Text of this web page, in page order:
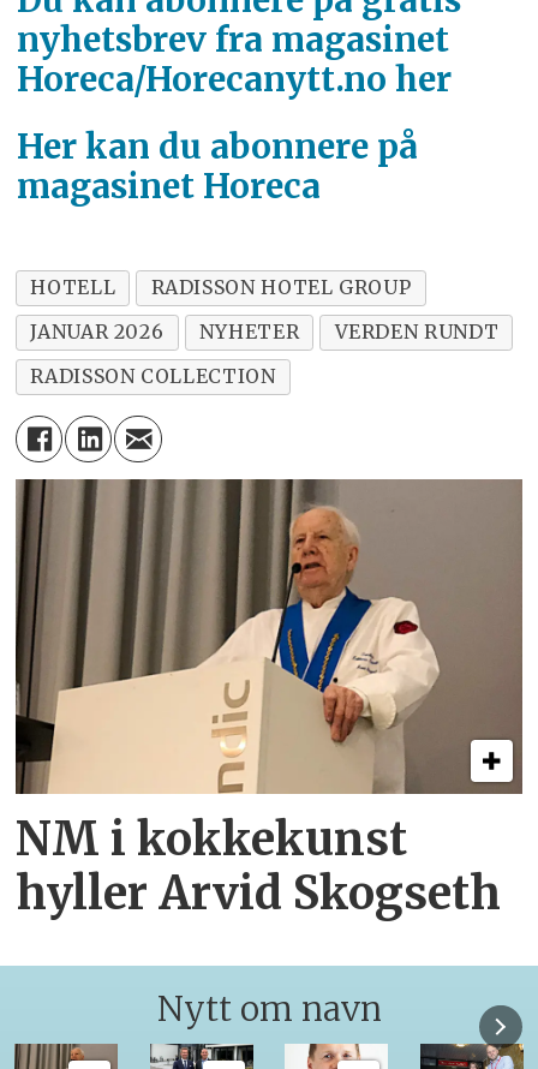
nyhetsbrev fra magasinet
Horeca/Horecanytt.no her
Her kan du abonnere på
magasinet Horeca
HOTELL
RADISSON HOTEL GROUP
JANUAR 2026
NYHETER
VERDEN RUNDT
RADISSON COLLECTION
NM i kokkekunst
hyller Arvid Skogseth
Nytt om navn